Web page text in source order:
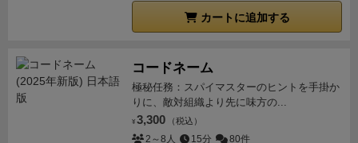
複雑で、直感的ではない。普通、セットコレクション
が５以上で、かつアイコンが一番多くないと得点が入
実は数字が小さい０のカードにはアイコンが
２個描かれていたりして、１位になるためには、アイ
コン集めなければならないが、数字も５以上でないと
カートに追加する
コードネーム
極秘任務：スパイマスターのヒントを手掛か
りに、敵対組織より先に味方の...
¥ 3,300 （税込）
2～8人 15分 80件